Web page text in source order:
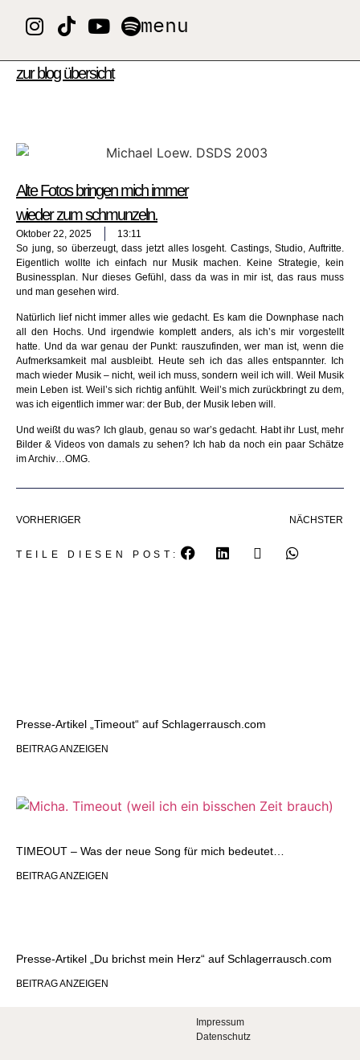
menu
zur blog übersicht
Alte Fotos bringen mich immer
wieder zum schmunzeln.
Oktober 22, 2025
13:11
So jung, so überzeugt, dass jetzt alles losgeht. Castings, Studio, Auftritte.
Eigentlich wollte ich einfach nur Musik machen. Keine Strategie, kein
Businessplan. Nur dieses Gefühl, dass da was in mir ist, das raus muss
und man gesehen wird.
Natürlich lief nicht immer alles wie gedacht. Es kam die Downphase nach
all den Hochs. Und irgendwie komplett anders, als ich’s mir vorgestellt
hatte. Und da war genau der Punkt: rauszufinden, wer man ist, wenn die
Aufmerksamkeit mal ausbleibt. Heute seh ich das alles entspannter. Ich
mach wieder Musik – nicht, weil ich muss, sondern weil ich will. Weil Musik
mein Leben ist. Weil’s sich richtig anfühlt. Weil’s mich zurückbringt zu dem,
was ich eigentlich immer war: der Bub, der Musik leben will.
Und weißt du was? Ich glaub, genau so war’s gedacht. Habt ihr Lust, mehr
Bilder & Videos von damals zu sehen? Ich hab da noch ein paar Schätze
im Archiv…OMG.
VORHERIGER NÄCHSTER
TEILE DIESEN POST:
Presse-Artikel „Timeout“ auf Schlagerrausch.com
BEITRAG ANZEIGEN
TIMEOUT – Was der neue Song für mich bedeutet…
BEITRAG ANZEIGEN
Presse-Artikel „Du brichst mein Herz“ auf Schlagerrausch.com
BEITRAG ANZEIGEN
Impressum
Datenschutz